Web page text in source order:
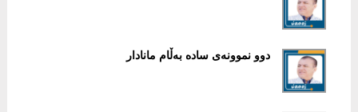
دوو نموونەی سادە بەڵام مانادار